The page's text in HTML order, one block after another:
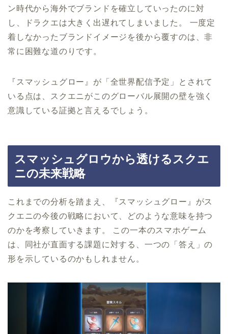
ン時代から海外でブランドを確立していったのに対
し、ドラクエは大きく出遅れてしまいました。 一度定
着しなかったブランドイメージを後から覆すのは、非
常に困難な道のりです。
『スマッシュグロー』が「全世界配信予定」とされて
いる点は、スクエニがこのグローバル展開の壁を強く
意識している証拠と言えるでしょう。
スマッシュグロウから透けるスクエ
ニの未来戦略
これまでの分析を踏まえ、『スマッシュグロー』がス
クエニの今後の戦略において、どのような意味を持つ
のかを考察していきます。 この一本のスマホゲーム
は、同社が直面する課題に対する、一つの「答え」の
形を示しているのかもしれません。